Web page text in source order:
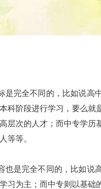
完全不同的，比如说高
科阶段进行学习，要么就
层次的人才；而中专学历
等等。
是完全不同的，比如说
习为主；而中专则以基础